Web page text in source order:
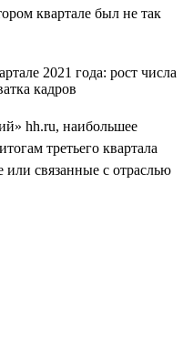
квартале был не так
hh.ru, наибольшее
третьего квартала
связанные с отраслью